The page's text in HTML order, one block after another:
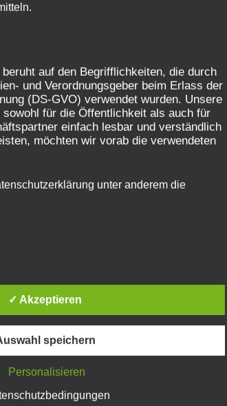
auf den Begrifflichkeiten, die durch
und Verordnungsgeber beim Erlass der
(DS-GVO) verwendet wurden. Unsere
für die Öffentlichkeit als auch für
einfach lesbar und verständlich
möchten wir vorab die verwendeten
unter anderem die
Daten
Daten sind alle Informationen, die sich auf
Person") beziehen. Als identifizierbar
Person angesehen, die direkt oder indirekt,
Zuordnung zu einer Kennung wie einem
zu Standortdaten, zu einer
zu einem oder mehreren besonderen
der physischen, physiologischen,
✓ Akzeptieren
speichern
Personalisieren